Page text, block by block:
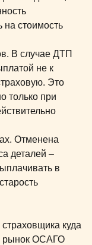
на стоимость
В случае ДТП
не к
Это
только при
Отменена
деталей –
в
куда
рынок ОСАГО